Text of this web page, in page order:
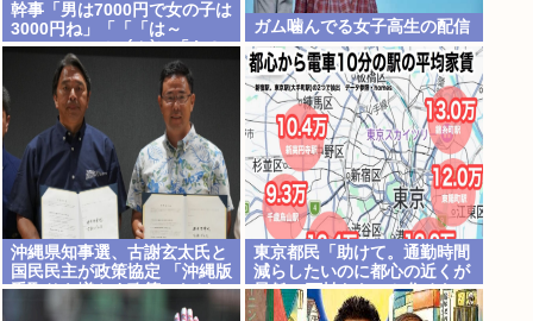
幹事「男は7000円で女の子は
3000円ね」「「「は～
い」」」」（ヽ´ん`）「あ？
ちょっと待てよ」
ガム噛んでる女子高生の配信
沖縄県知事選、古謝玄太氏と
国民民主が政策協定 「沖縄版
手取りを増やす政策」など5
東京都民「助けて。通勤時間
減らしたいのに都心の近くが
最低10万払わないと住めない
の」